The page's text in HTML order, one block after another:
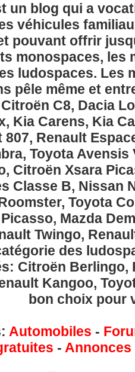
un blog qui a
véhicules
pouvant offrir
monospaces, les
ludospaces. Les
pêle même et
C8, Dacia
Kia Carens, Kia
807, Renault
Toyota
Citroën Xsara
Classe B, Nissan
Toyota
Mazda
Twingo,
des
Citroën Berlingo,
Kangoo,
bon choix pour
Automobiles -
-